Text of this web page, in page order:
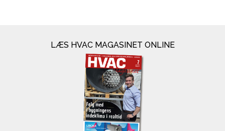
LÆS HVAC MAGASINET ONLINE